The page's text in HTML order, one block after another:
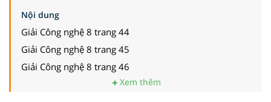
Nội dung
Giải Công nghệ 8 trang 44
Giải Công nghệ 8 trang 45
Giải Công nghệ 8 trang 46
Xem thêm